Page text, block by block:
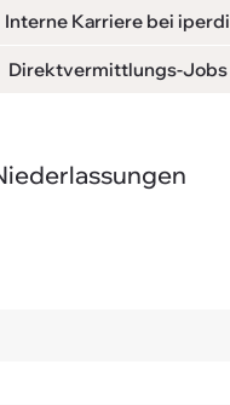
Interne Karriere bei iperdi
Direktvermittlungs-Jobs